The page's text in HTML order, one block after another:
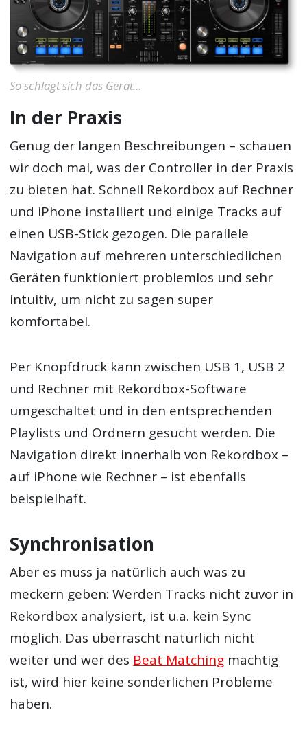
So schlägt sich das Gerät…
In der Praxis
Genug der langen Beschreibungen – schauen
wir doch mal, was der Controller in der Praxis
zu bieten hat. Schnell Rekordbox auf Rechner
und iPhone installiert und einige Tracks auf
einen USB-Stick gezogen. Die parallele
Navigation auf mehreren unterschiedlichen
Geräten funktioniert problemlos und sehr
intuitiv, um nicht zu sagen super
komfortabel.
Per Knopfdruck kann zwischen USB 1, USB 2
und Rechner mit Rekordbox-Software
umgeschaltet und in den entsprechenden
Playlists und Ordnern gesucht werden. Die
Navigation direkt innerhalb von Rekordbox –
auf iPhone wie Rechner – ist ebenfalls
beispielhaft.
Synchronisation
Aber es muss ja natürlich auch was zu
meckern geben: Werden Tracks nicht zuvor in
Rekordbox analysiert, ist u.a. kein Sync
möglich. Das überrascht natürlich nicht
weiter und wer des Beat Matching mächtig
ist, wird hier keine sonderlichen Probleme
haben.